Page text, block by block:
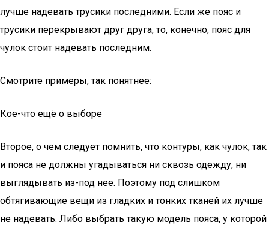
лучше надевать трусики последними. Если же пояс и
трусики перекрывают друг друга, то, конечно, пояс для
чулок стоит надевать последним.
Смотрите примеры, так понятнее:
Кое-что ещё о выборе
Второе, о чем следует помнить, что контуры, как чулок, так
и пояса не должны угадываться ни сквозь одежду, ни
выглядывать из-под нее. Поэтому под слишком
обтягивающие вещи из гладких и тонких тканей их лучше
не надевать. Либо выбрать такую модель пояса, у которой